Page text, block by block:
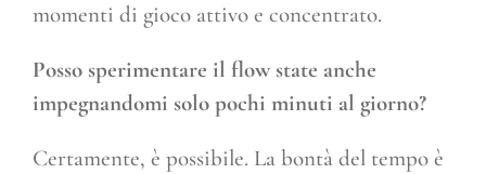
momenti di gioco attivo e concentrato.
Posso sperimentare il flow state anche
impegnandomi solo pochi minuti al giorno?
Certamente, è possibile. La bontà del tempo è